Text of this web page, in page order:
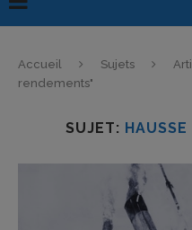
Accueil Sujets
rendements"
SUJET: